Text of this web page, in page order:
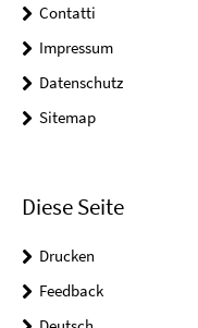
Contatti
Impressum
Datenschutz
Sitemap
Diese Seite
Drucken
Feedback